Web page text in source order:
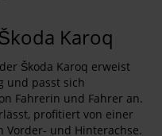
Karoq
Škoda Karoq erweist
und passt sich
Fahrerin und Fahrer an.
profitiert von einer
Vorder- und Hinterachse.